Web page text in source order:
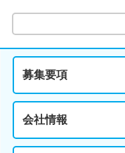
募集要項
会社情報